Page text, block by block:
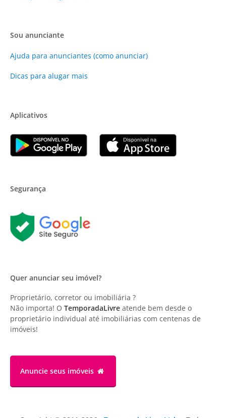
Sou anunciante
Ajuda para anunciantes (como anunciar)
Dicas para alugar mais
Aplicativos
Segurança
Quer anunciar seu imóvel?
Proprietário, corretor ou imobiliária ?
Não importa! O TemporadaLivre atende bem desde o
proprietário individual até imobiliárias com centenas de
imóveis!
Anuncie seus imóveis